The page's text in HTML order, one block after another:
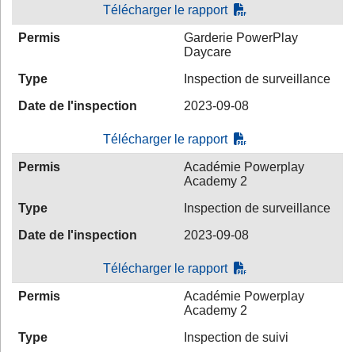
Télécharger le rapport
Permis
Garderie PowerPlay
Daycare
Type
Inspection de surveillance
Date de l'inspection
2023-09-08
Télécharger le rapport
Permis
Académie Powerplay
Academy 2
Type
Inspection de surveillance
Date de l'inspection
2023-09-08
Télécharger le rapport
Permis
Académie Powerplay
Academy 2
Type
Inspection de suivi